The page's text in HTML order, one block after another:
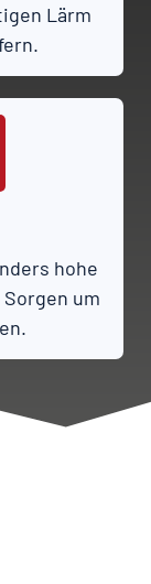
Lärm
hohe
um